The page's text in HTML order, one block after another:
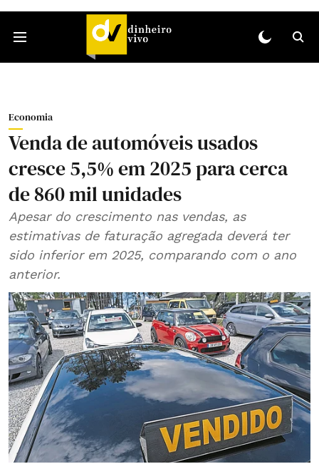
Economia
Venda de automóveis usados
cresce 5,5% em 2025 para cerca
de 860 mil unidades
Apesar do crescimento nas vendas, as
estimativas de faturação agregada deverá ter
sido inferior em 2025, comparando com o ano
anterior.